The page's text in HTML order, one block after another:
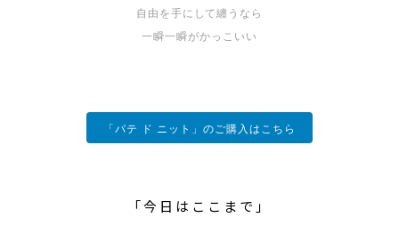
自由を手にして纏うなら
一瞬一瞬がかっこいい
「パテ ド ニット」のご購入はこちら
「今日はここまで」